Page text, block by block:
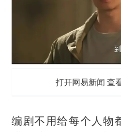
打开网易新闻 查
编剧不用给每个人物